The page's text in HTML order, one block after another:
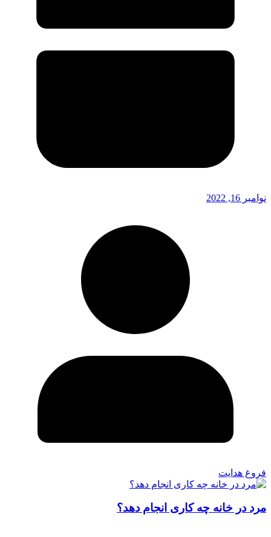
نوامبر 16, 2022
فروغ هدایت
مرد در خانه چه کاری انجام دهد؟